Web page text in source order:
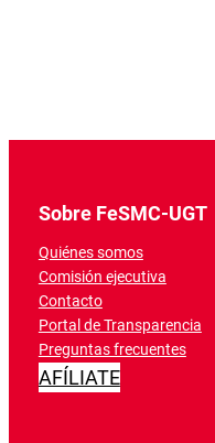
Sobre FeSMC-UGT
Quiénes somos
Comisión ejecutiva
Contacto
Portal de Transparencia
Preguntas frecuentes
AFÍLIATE